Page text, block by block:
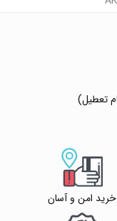
خرید امن و آسان